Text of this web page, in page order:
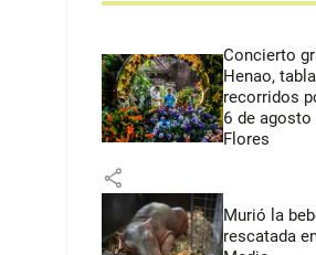
Concierto
Henao,
recorridos
6 de agosto
Flores
share
Murió la
rescatada